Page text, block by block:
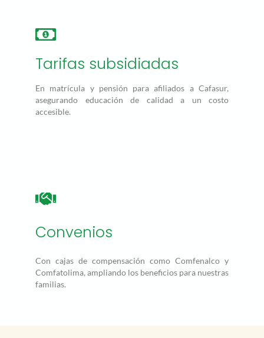
Tarifas subsidiadas
En matrícula y pensión para afiliados a Cafasur,
asegurando educación de calidad a un costo
accesible.
Convenios
Con cajas de compensación como Comfenalco y
Comfatolima, ampliando los beneficios para nuestras
familias.